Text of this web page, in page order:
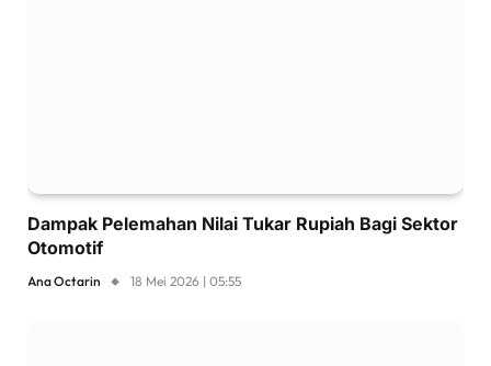
Dampak Pelemahan Nilai Tukar Rupiah Bagi Sektor
Otomotif
Ana Octarin 18 Mei 2026 | 05:55